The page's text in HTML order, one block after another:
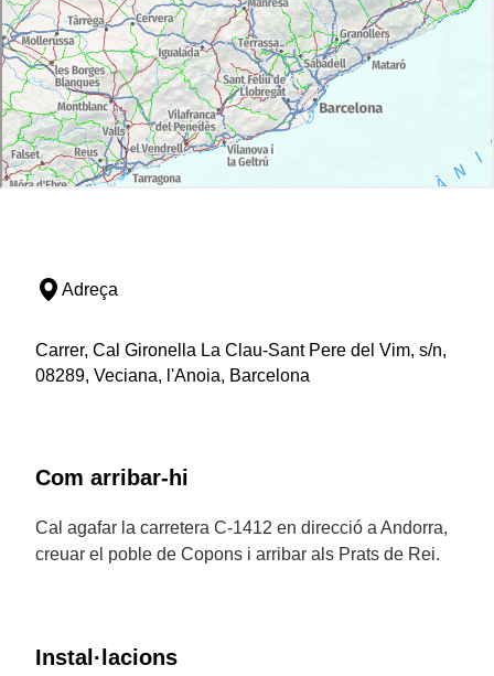
Adreça
Carrer, Cal Gironella La Clau-Sant Pere del Vim, s/n,
08289, Veciana, l'Anoia, Barcelona
Com arribar-hi
Cal agafar la carretera C-1412 en direcció a Andorra,
creuar el poble de Copons i arribar als Prats de Rei.
Instal·lacions